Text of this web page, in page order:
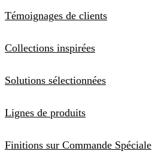
Témoignages de clients
Collections inspirées
Solutions sélectionnées
Lignes de produits
Finitions sur Commande Spéciale